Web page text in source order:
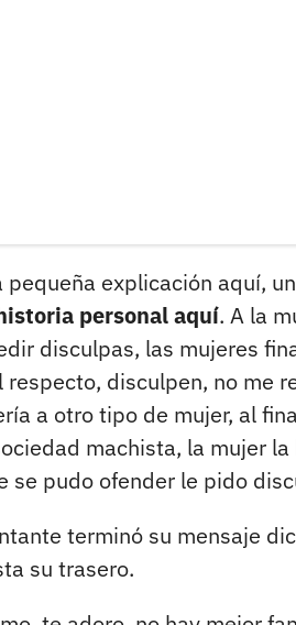
pequeña explicación aquí,
personal aquí. A la
disculpas, las mujeres
disculpen, no me
a otro tipo de mujer, al
machista, la mujer
se pudo ofender le pido
terminó su mensaje
su trasero.